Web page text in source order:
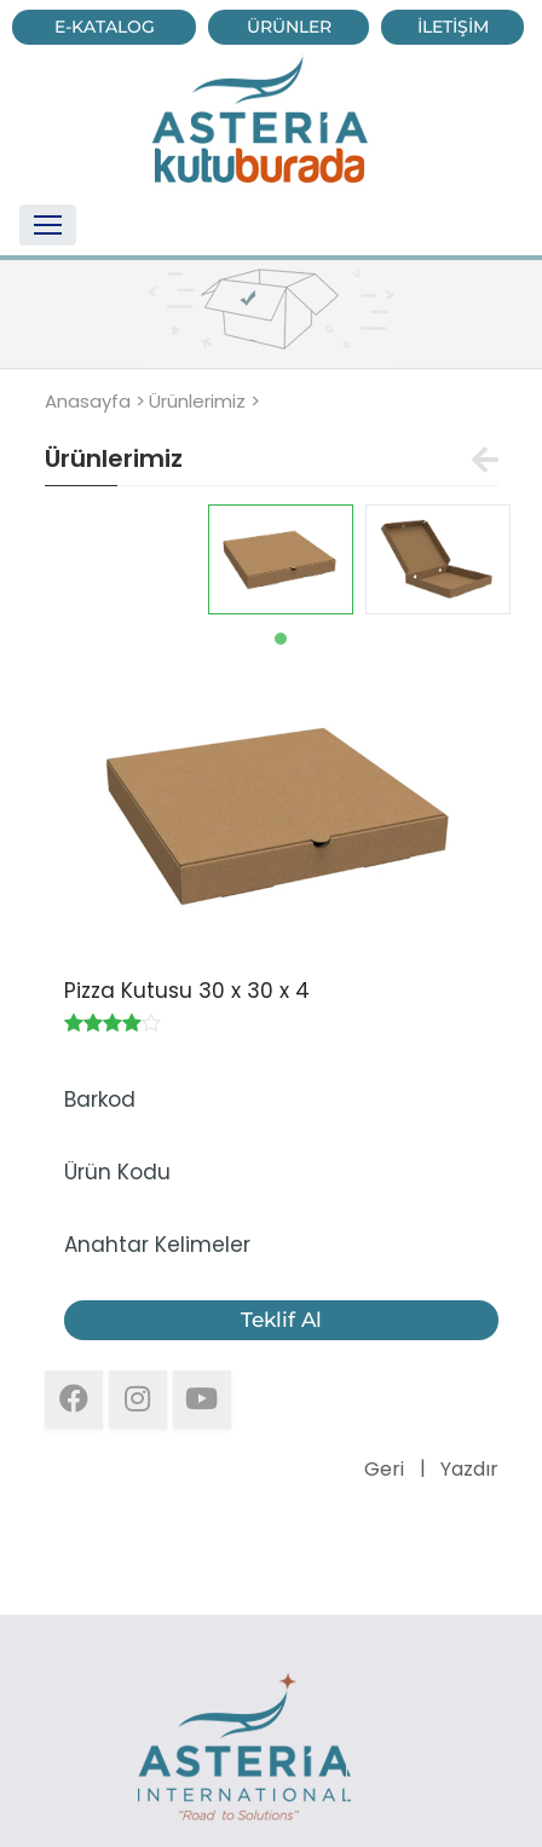
E-KATALOG ÜRÜNLER İLETİŞİM
Anasayfa >Ürünlerimiz >
Ürünlerimiz
Pizza Kutusu 30 x 30 x 4
Barkod
Ürün Kodu
Anahtar Kelimeler
Teklif Al
Geri Yazdır